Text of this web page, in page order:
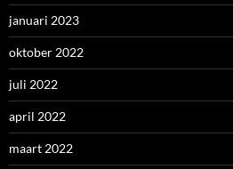
januari 2023
oktober 2022
juli 2022
april 2022
maart 2022